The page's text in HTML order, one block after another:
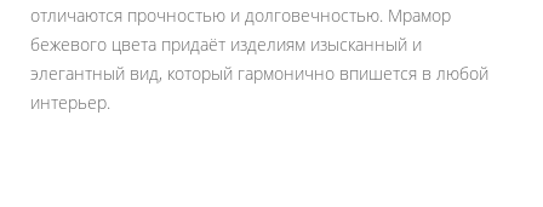
отличаются прочностью и долговечностью. Мрамор
бежевого цвета придаёт изделиям изысканный и
элегантный вид, который гармонично впишется в любой
интерьер.